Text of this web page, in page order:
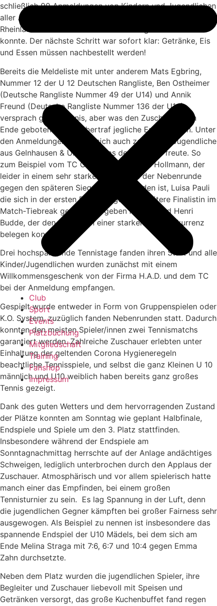
Club
Sport
Events
Platzbuchung
Mitgliedschaft
Training
Fanshop
Impressum
schließlich 90 Anmeldungen von Kindern und Jugendlichen
aller Altersgruppen (u10 bis u18) aus Hessen, Bayern,
Rheinland Pfalz und Baden Württemberg verzeichnen
konnte. Der nächste Schritt war sofort klar: Getränke, Eis
und Essen müssen nachbestellt werden!
Bereits die Meldeliste mit unter anderem Mats Egbring,
Nummer 12 der U 12 Deutschen Rangliste, Ben Ostheimer
(Deutsche Rangliste Nummer 49 der U14) und Annik
Freund (Deutsche Rangliste Nummer 136 der U14)
versprach gutes Tennis, aber was den Zuschauern am
Ende geboten wurde, übertraf jegliche Erwartungen. Unter
den Anmeldungen fanden sich auch zahlreiche Jugendliche
aus Gelnhausen & Umkreis, was den TC sehr freute. So
zum Beispiel vom TC Gelnhausen Nicolas Hollmann, der
leider in einem sehr starken Halbfinale der Nebenrunde
gegen den späteren Sieger ausgeschieden ist, Luisa Pauli
die sich in der ersten Runde gegen die spätere Finalistin im
Match-Tiebreak geschlagen geben musste und Henri
Budde, der den 3. Platz in einer starken U10 Konkurrenz
belegen konnte.
Drei hochspannende Tennistage fanden ihren Start und alle
Kinder/Jugendlichen wurden zunächst mit einem
Willkommensgeschenk von der Firma H.A.D. und dem TC
bei der Anmeldung empfangen.
Gespielt wurde entweder in Form von Gruppenspielen oder
K.O. System, zuzüglich fanden Nebenrunden statt. Dadurch
konnten den meisten Spieler/innen zwei Tennismatchs
garantiert werden. Zahlreiche Zuschauer erlebten unter
Einhaltung der geltenden Corona Hygieneregeln
beachtliche Tennisspiele, und selbst die ganz Kleinen U 10
männlich und U10 weiblich haben bereits ganz großes
Tennis gezeigt.
Dank des guten Wetters und dem hervorragenden Zustand
der Plätze konnten am Sonntag wie geplant Halbfinale,
Endspiele und Spiele um den 3. Platz stattfinden.
Insbesondere während der Endspiele am
Sonntagnachmittag herrschte auf der Anlage andächtiges
Schweigen, lediglich unterbrochen durch den Applaus der
Zuschauer. Atmosphärisch und vor allem spielerisch hatte
manch einer das Empfinden, bei einem großen
Tennisturnier zu sein. Es lag Spannung in der Luft, denn
die jugendlichen Gegner kämpften bei großer Fairness sehr
ausgewogen. Als Beispiel zu nennen ist insbesondere das
spannende Endspiel der U10 Mädels, bei dem sich am
Ende Melina Straga mit 7:6, 6:7 und 10:4 gegen Emma
Zahn durchsetzte.
Neben dem Platz wurden die jugendlichen Spieler, ihre
Begleiter und Zuschauer liebevoll mit Speisen und
Getränken versorgt, das große Kuchenbuffet fand regen